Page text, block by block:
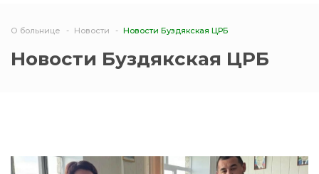
О больнице Новости Новости Буздякская ЦРБ
Новости Буздякская ЦРБ